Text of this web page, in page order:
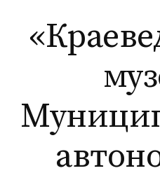
содержимому